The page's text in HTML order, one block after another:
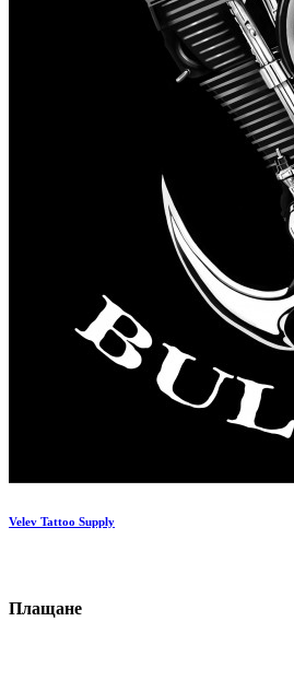
Velev Tattoo Supply
Плащане